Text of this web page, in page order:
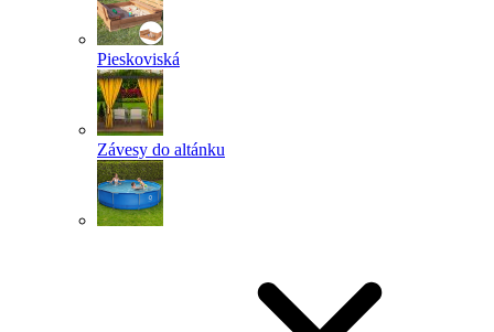
Pieskoviská
Závesy do altánku